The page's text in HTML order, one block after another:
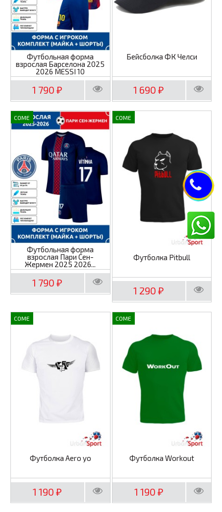
Футбольная форма
взрослая Барселона 2025
2026 MESSI 10
1 790₽
Бейсболка ФК Челси
1 690₽
COME
Футбольная форма
взрослая Пари Сен-
Жермен 2025 2026...
1 790₽
COME
Футболка Pitbull
1 290₽
COME
Футболка Aero yo
1 190₽
COME
Футболка Workout
1 190 ₽